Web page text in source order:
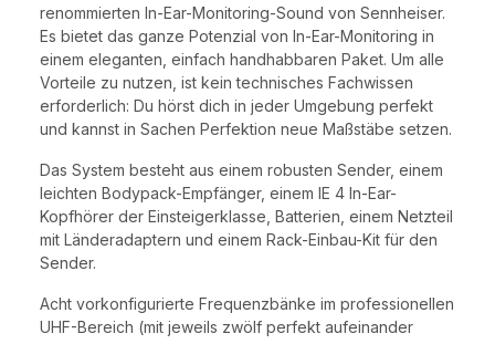
renommierten In-Ear-Monitoring-Sound von Sennheiser.
Es bietet das ganze Potenzial von In-Ear-Monitoring in
einem eleganten, einfach handhabbaren Paket. Um alle
Vorteile zu nutzen, ist kein technisches Fachwissen
erforderlich: Du hörst dich in jeder Umgebung perfekt
und kannst in Sachen Perfektion neue Maßstäbe setzen.
Das System besteht aus einem robusten Sender, einem
leichten Bodypack-Empfänger, einem IE 4 In-Ear-
Kopfhörer der Einsteigerklasse, Batterien, einem Netzteil
mit Länderadaptern und einem Rack-Einbau-Kit für den
Sender.
Acht vorkonfigurierte Frequenzbänke im professionellen
UHF-Bereich (mit jeweils zwölf perfekt aufeinander